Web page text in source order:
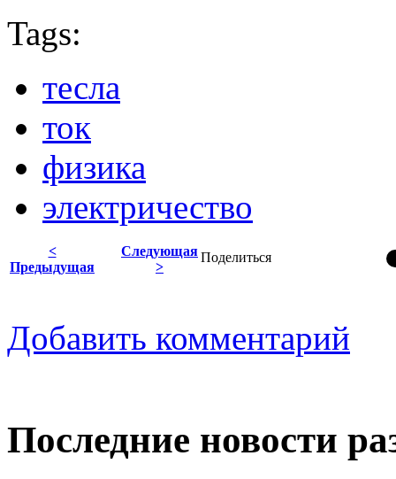
Tags:
тесла
ток
физика
электричество
Поделиться
<
Предыдущая
Следующая
>
Добавить комментарий
Последние новости